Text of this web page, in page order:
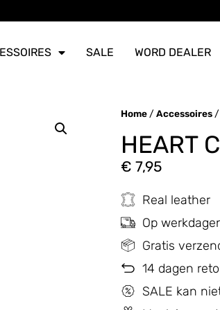
SALE WORD DEALER
Home / Accessoires /
HEART
€ 7,95
Real leather
Op
Gratis
14 dagen
SALE kan